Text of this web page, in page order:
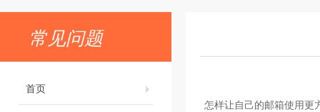
常见问题
首页
怎样让自己的邮箱使用更